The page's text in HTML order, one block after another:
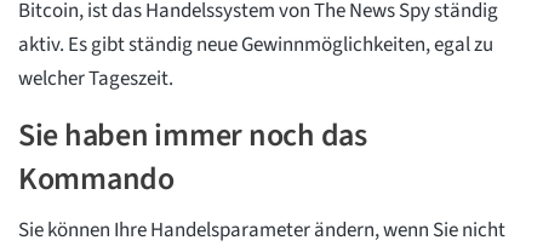
Bitcoin, ist das Handelssystem von The News Spy ständig
aktiv. Es gibt ständig neue Gewinnmöglichkeiten, egal zu
welcher Tageszeit.
Sie haben immer noch das
Kommando
Sie können Ihre Handelsparameter ändern, wenn Sie nicht